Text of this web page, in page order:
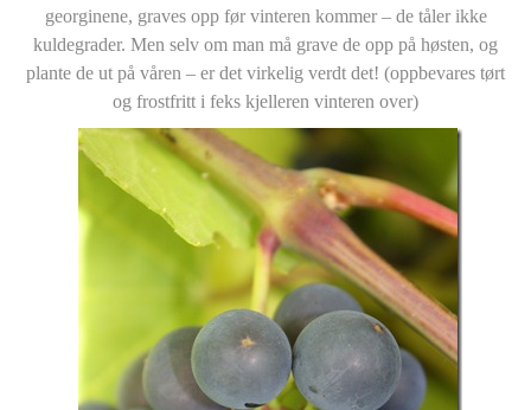
georginene, graves opp før vinteren kommer – de tåler ikke
kuldegrader. Men selv om man må grave de opp på høsten, og
plante de ut på våren – er det virkelig verdt det! (oppbevares tørt
og frostfritt i feks kjelleren vinteren over)